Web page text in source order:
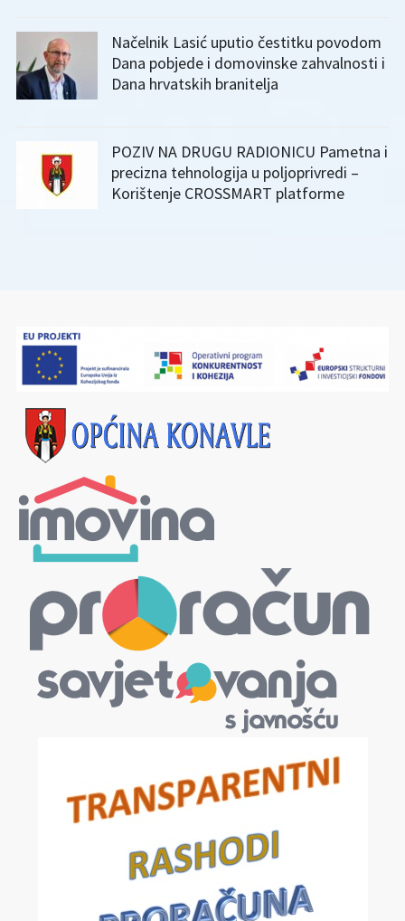
Načelnik Lasić uputio čestitku povodom
Dana pobjede i domovinske zahvalnosti i
Dana hrvatskih branitelja
POZIV NA DRUGU RADIONICU Pametna i
precizna tehnologija u poljoprivredi –
Korištenje CROSSMART platforme